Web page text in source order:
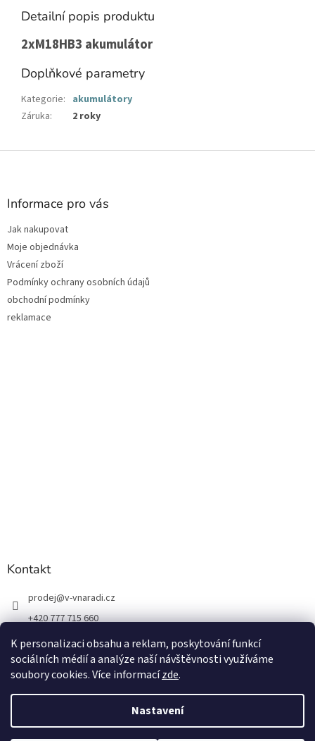
K personalizaci obsahu a reklam, poskytování funkcí
sociálních médií a analýze naší návštěvnosti využíváme
soubory cookies. Více informacízde.
Nastavení
Detailní popis produktu
2xM18HB3 akumulátor
Doplňkové parametry
Kategorie: akumulátory
Záruka: 2 roky
Z
Informace pro vás
Jak nakupovat
Moje objednávka
Vrácení zboží
Podmínky ochrany osobních údajů
obchodní podmínky
reklamace
Kontakt
prodej@v-vnaradi.cz
+420 777 715 660